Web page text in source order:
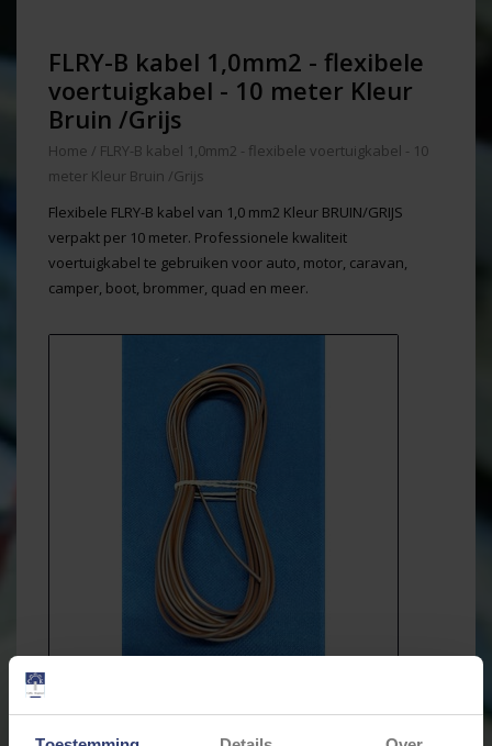
FLRY-B kabel 1,0mm2 - flexibele
voertuigkabel - 10 meter Kleur
Bruin /Grijs
Home / FLRY-B kabel 1,0mm2 - flexibele voertuigkabel - 10
meter Kleur Bruin /Grijs
Flexibele FLRY-B kabel van 1,0 mm2 Kleur BRUIN/GRIJS
verpakt per 10 meter. Professionele kwaliteit
voertuigkabel te gebruiken voor auto, motor, caravan,
camper, boot, brommer, quad en meer.